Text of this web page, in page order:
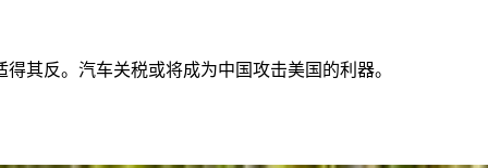
其反。汽车关税或将成为中国攻击美国的利器。